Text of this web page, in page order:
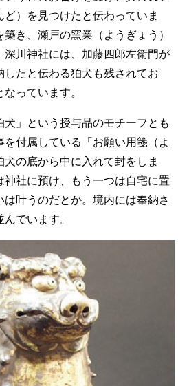
）を見つけたと伝わっていま
き、瀬戸の窯業（ようぎょう）
深川神社には、加藤四郎左衛門が
したと伝わる狛犬も残されてお
っています。
犬」という授与品のモチーフとも
を付属している「お願い用箋（よ
犬の底から中に入れて封をしま
神社に預け、もう一つは自宅に置
は叶うのだとか。境内には奉納さ
でいます。